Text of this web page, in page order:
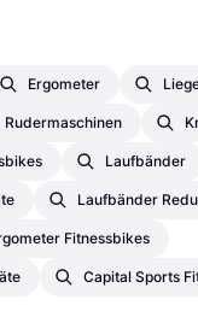
Ergometer
Rudermaschinen
Laufbänder
Laufbänder
Fitnessbikes
Capital Sports